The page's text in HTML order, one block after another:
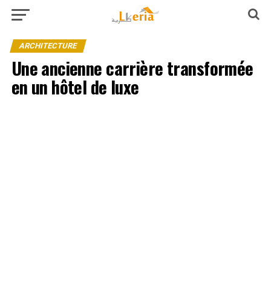
ARCHITECTURE
Une ancienne carrière transformée
en un hôtel de luxe